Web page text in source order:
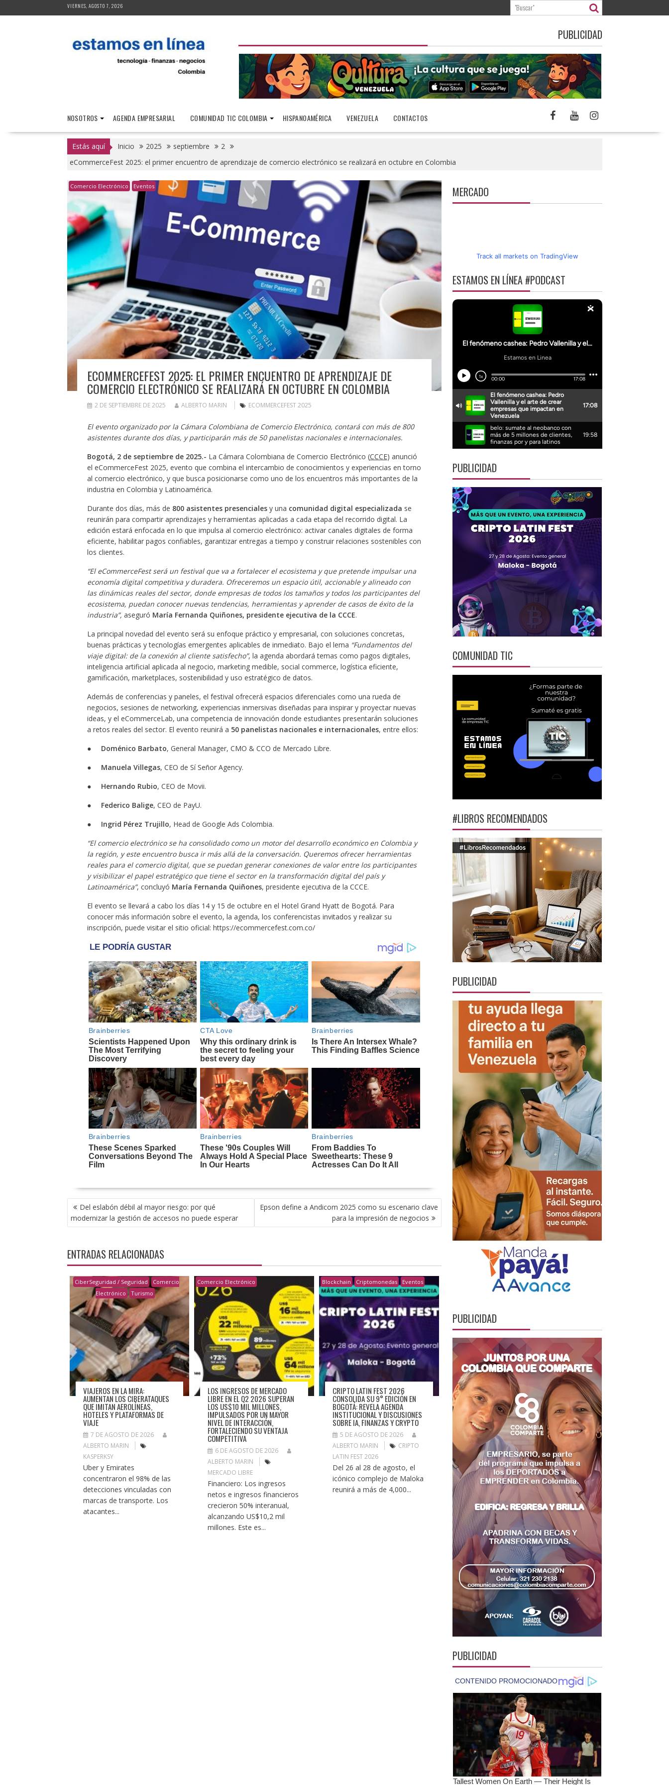
al
VIERNES, AGOSTO 7, 2026
PUBLICIDAD
NOSOTROS AGENDA EMPRESARIAL COMUNIDAD TIC COLOMBIA HISPANOAMÉRICA VENEZUELA CONTACTOS
Estás aquí Inicio 2025 septiembre
2
eCommerceFest 2025: el primer encuentro de aprendizaje de comercio electrónico se realizará en octubre en Colombia
Comercio Electrónico Eventos
ECOMMERCEFEST 2025: EL PRIMER ENCUENTRO DE APRENDIZAJE DE
COMERCIO ELECTRÓNICO SE REALIZARÁ EN OCTUBRE EN COLOMBIA
2 DE SEPTIEMBRE DE 2025 ALBERTO MARIN ECOMMERCEFEST 2025
El evento organizado por la Cámara Colombiana de Comercio Electrónico, contará con más de 800
asistentes durante dos días, y participarán más de 50 panelistas nacionales e internacionales.
Bogotá, 2 de septiembre de 2025.- La Cámara Colombiana de Comercio Electrónico (CCCE) anunció
el eCommerceFest 2025, evento que combina el intercambio de conocimientos y experiencias en torno
al comercio electrónico, y que busca posicionarse como uno de los encuentros más importantes de la
industria en Colombia y Latinoamérica.
Durante dos días, más de 800 asistentes presencialesy una comunidad digital especializada se
reunirán para compartir aprendizajes y herramientas aplicadas a cada etapa del recorrido digital. La
edición estará enfocada en lo que impulsa al comercio electrónico: activar canales digitales de forma
eficiente, habilitar pagos confiables, garantizar entregas a tiempo y construir relaciones sostenibles con
los clientes.
“El eCommerceFest será un festival que va a fortalecer el ecosistema y que pretende impulsar una
economía digital competitiva y duradera. Ofreceremos un espacio útil, accionable y alineado con
las dinámicas reales del sector, donde empresas de todos los tamaños y todos los participantes del
ecosistema, puedan conocer nuevas tendencias, herramientas y aprender de casos de éxito de la
industria”, aseguró María Fernanda Quiñones, presidente ejecutiva de la CCCE.
La principal novedad del evento será su enfoque práctico y empresarial, con soluciones concretas,
buenas prácticas y tecnologías emergentes aplicables de inmediato. Bajo el lema “Fundamentos del
viaje digital: de la conexión al cliente satisfecho”, la agenda abordará temas como pagos digitales,
inteligencia artificial aplicada al negocio, marketing medible, social commerce, logística eficiente,
gamificación, marketplaces, sostenibilidad y uso estratégico de datos.
Además de conferencias y paneles, el festival ofrecerá espacios diferenciales como una rueda de
negocios, sesiones de networking, experiencias inmersivas diseñadas para inspirar y proyectar nuevas
ideas, y el eCommerceLab, una competencia de innovación donde estudiantes presentarán soluciones
a retos reales del sector. El evento reunirá a 50 panelistas nacionales e internacionales, entre ellos:
● Doménico Barbato, General Manager, CMO & CCO de Mercado Libre.
● Manuela Villegas, CEO de Sí Señor Agency.
● Hernando Rubio, CEO de Movii.
● Federico Balige, CEO de PayU.
● Ingrid Pérez Trujillo, Head de Google Ads Colombia.
“El comercio electrónico se ha consolidado como un motor del desarrollo económico en Colombia y
la región, y este encuentro busca ir más allá de la conversación. Queremos ofrecer herramientas
reales para el comercio digital, que se puedan generar conexiones de valor entre los participantes
y visibilizar el papel estratégico que tiene el sector en la transformación digital del país y
Latinoamérica”, concluyó María Fernanda Quiñones, presidente ejecutiva de la CCCE.
El evento se llevará a cabo los días 14 y 15 de octubre en el Hotel Grand Hyatt de Bogotá. Para
conocer más información sobre el evento, la agenda, los conferencistas invitados y realizar su
inscripción, puede visitar el sitio oficial: https://ecommercefest.com.co/
NAVEGACIÓN
DE
ENTRADAS
Del eslabón débil al mayor riesgo: por qué
modernizar la gestión de accesos no puede esperar
Epson define a Andicom 2025 como su escenario clave
para la impresión de negocios
ENTRADAS RELACIONADAS
CiberSeguridad / Seguridad
Comercio
Electrónico
Turismo
VIAJEROS EN LA MIRA:
AUMENTAN LOS CIBERATAQUES
QUE IMITAN AEROLÍNEAS,
HOTELES Y PLATAFORMAS DE
VIAJE
7 DE AGOSTO DE 2026
ALBERTO MARIN
KASPERKSY
Uber y Emirates
concentraron el 98% de las
detecciones vinculadas con
marcas de transporte. Los
atacantes...
Comercio Electrónico
LOS INGRESOS DE MERCADO
LIBRE EN EL Q2 2026 SUPERAN
LOS US$10 MIL MILLONES,
IMPULSADOS POR UN MAYOR
NIVEL DE INTERACCIÓN,
FORTALECIENDO SU VENTAJA
COMPETITIVA
6 DE AGOSTO DE 2026
ALBERTO MARIN
MERCADO LIBRE
Financiero: Los ingresos
netos e ingresos financieros
crecieron 50% interanual,
alcanzando US$10,2 mil
millones. Este es...
Blockchain Criptomonedas Eventos
CRIPTO LATIN FEST 2026
CONSOLIDA SU 9° EDICIÓN EN
BOGOTÁ: REVELA AGENDA
INSTITUCIONAL Y DISCUSIONES
SOBRE IA, FINANZAS Y CRYPTO
5 DE AGOSTO DE 2026
ALBERTO MARIN
CRIPTO
LATIN FEST 2026
Del 26 al 28 de agosto, el
icónico complejo de Maloka
reunirá a más de 4,000...
MERCADO
Track all markets on TradingView
ESTAMOS EN LÍNEA #PODCAST
PUBLICIDAD
COMUNIDAD TIC
#LIBROS RECOMENDADOS
PUBLICIDAD
PUBLICIDAD
PUBLICIDAD